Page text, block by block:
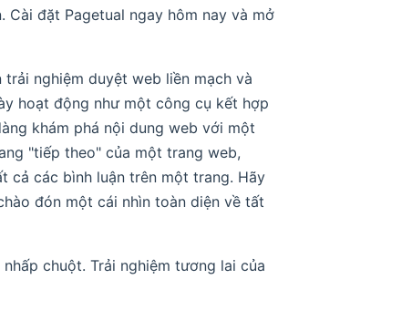
đặt Pagetual ngay hôm nay và mở
nghiệm duyệt web liền mạch và
hoạt động như một công cụ kết hợp
khám phá nội dung web với một
"tiếp theo" của một trang web,
cả các bình luận trên một trang. Hãy
đón một cái nhìn toàn diện về tất
chuột. Trải nghiệm tương lai của